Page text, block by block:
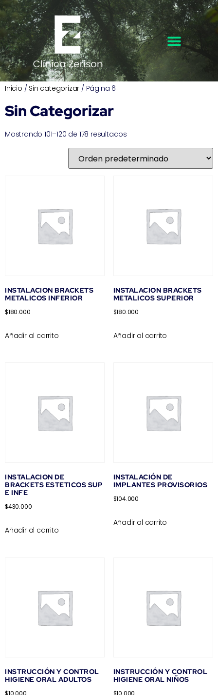
Inicio / Sin categorizar / Página 6
Sin Categorizar
Mostrando 101–120 de 178 resultados
INSTALACION BRACKETS
METALICOS INFERIOR
$180.000
Añadir al carrito
INSTALACION BRACKETS
METALICOS SUPERIOR
$180.000
Añadir al carrito
INSTALACION DE
BRACKETS ESTETICOS SUP
E INFE
$430.000
Añadir al carrito
INSTALACIÓN DE
IMPLANTES PROVISORIOS
$104.000
Añadir al carrito
INSTRUCCIÓN Y CONTROL
HIGIENE ORAL ADULTOS
INSTRUCCIÓN Y CONTROL
HIGIENE ORAL NIÑOS